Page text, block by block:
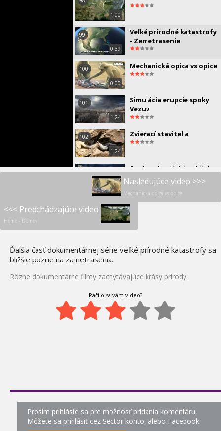
1:00
0:39
99.
Veľké prírodné katastrofy
- Zemetrasenie
0:00
100. Mechanická opica vs opice
1:24
101.
Simulácia erupcie spoky
Vezuv
1:24
102. Zvierací stavitelia
0:30
103. Anakonda - tichý zabijak
1:06
104.
Nebezpečné stretnutia -
Obrí hadi
0:57
buši
106.
Megalodon
0:00
107. Parazitický červ v modlivke
0:05
1:07
110.
Život medzi vlnami - riziká
používania wifi a
mobilných telefónov
Nasledujúce video >>>
Mechanická opica vs opice
<<< Predchádzajúce video
Home - Domov
Ďalšia časť dokumentárnej série veľké prírodné katastrofy sa
bližšie pozrie na zametrasenia.
Rôzne dokumentárne filmy zachytávajúce krásy prírody.
Páčilo sa vám video?
Prosím prihláste sa pre možnosť pridania komentáru.
Môžete sa prihlásiť cez Sector konto, alebo Facebook.